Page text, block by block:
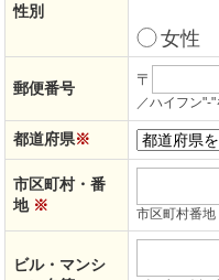
性別
女性
郵便番号
〒
／ハイフン"-
都道府県※
市区町村・番
地 ※ 市区町村番地
ビル・マンシ